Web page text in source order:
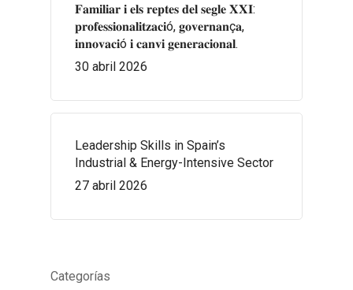
𝐅𝐚𝐦𝐢𝐥𝐢𝐚𝐫 𝐢 𝐞𝐥𝐬 𝐫𝐞𝐩𝐭𝐞𝐬 𝐝𝐞𝐥 𝐬𝐞𝐠𝐥𝐞 𝐗𝐗𝐈:
𝐩𝐫𝐨𝐟𝐞𝐬𝐬𝐢𝐨𝐧𝐚𝐥𝐢𝐭𝐳𝐚𝐜𝐢ó, 𝐠𝐨𝐯𝐞𝐫𝐧𝐚𝐧ç𝐚,
𝐢𝐧𝐧𝐨𝐯𝐚𝐜𝐢ó 𝐢 𝐜𝐚𝐧𝐯𝐢 𝐠𝐞𝐧𝐞𝐫𝐚𝐜𝐢𝐨𝐧𝐚𝐥.
30 abril 2026
Leadership Skills in Spain’s
Industrial & Energy-Intensive Sector
27 abril 2026
Categorías